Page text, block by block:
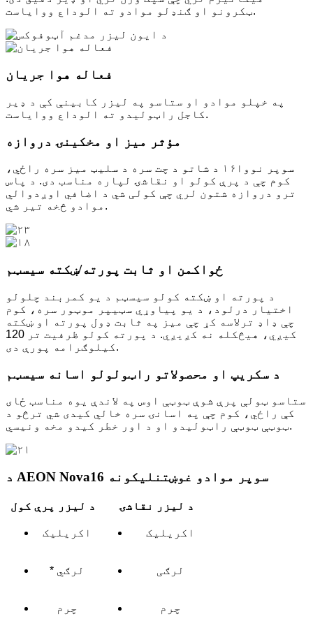
ټکرونو او ګنډلو موادو ته الوداع ووایاست.
فعاله هوا جریان
په خپلو موادو او ستاسو په لیزر کابینې کې د ډیر
کاجل راټولیدو ته الوداع ووایاست.
مؤثر میز او مخکینۍ دروازه
سوپر نووا۱۶ د شاتو د چت سره د سلیټ میز سره راځي،
کوم چې د پرې کولو او نقاشۍ لپاره مناسب دی. د پاس
ترو دروازه شتون لري چې کولی شي د اضافي اوږدوالي
موادو څخه تیر شي.
ځواکمن او ثابت پورته/ښکته سیسټم
د پورته او ښکته کولو سیسټم د یو کمربند چلولو
اختیار درلود، د یو پیاوړي سټیپر موټور سره، کوم
چې ډاډ ترلاسه کړ چې میز په ثابت ډول پورته او ښکته
کیږي، هیڅکله نه کږیږي. د پورته کولو ظرفیت تر 120
کیلوګرامه پورې دی.
د سکریپ او محصولاتو راټولولو اسانه سیسټم
ستاسو ټولې پرې شوې ټوټې اوس په لاندې یوه مناسب ځای
کې راځي، کوم چې په اسانۍ سره خالي کیدی شي ترڅو د
ټوټې ټوټې راټولیدو او د اور خطر کیدو مخه ونیسي.
د AEON Nova16 سوپر موادو غوښتنلیکونه
د لیزر پرې کول د لیزر نقاشۍ
اکریلیک اکریلیک
* لرګي لرګی
چرم چرم